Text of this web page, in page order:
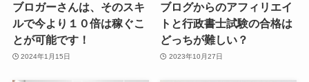
ブロガーさんは、そのスキ
ルで今より１０倍は稼ぐこ
とが可能です！
2024年1月15日
ブログからのアフィリエイ
トと行政書士試験の合格は
どっちが難しい？
2023年10月27日